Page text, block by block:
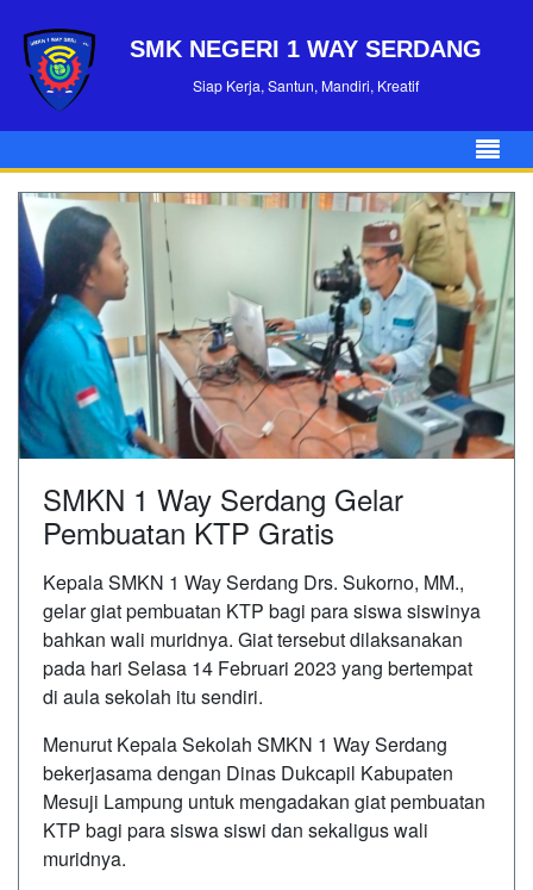
SMK NEGERI 1 WAY SERDANG
Siap Kerja, Santun, Mandiri, Kreatif
SMKN 1 Way Serdang Gelar
Pembuatan KTP Gratis
Kepala SMKN 1 Way Serdang Drs. Sukorno, MM.,
gelar giat pembuatan KTP bagi para siswa siswinya
bahkan wali muridnya. Giat tersebut dilaksanakan
pada hari Selasa 14 Februari 2023 yang bertempat
di aula sekolah itu sendiri.
Menurut Kepala Sekolah SMKN 1 Way Serdang
bekerjasama dengan Dinas Dukcapil Kabupaten
Mesuji Lampung untuk mengadakan giat pembuatan
KTP bagi para siswa siswi dan sekaligus wali
muridnya.